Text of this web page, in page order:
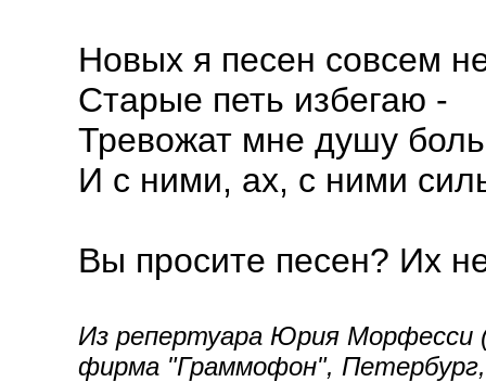
Новых я песен совсем
Старые петь избегаю -
Тревожат мне душу
И с ними, ах, с ними
Вы просите песен? Их
Из репертуара Юрия Морфесси
фирма "Граммофон", Петербург,